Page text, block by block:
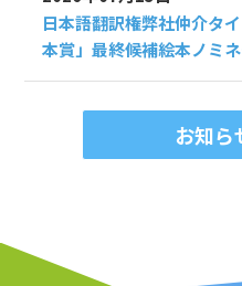
日本語翻訳権弊社仲介タ
本賞」最終候補絵本ノミ
お知ら